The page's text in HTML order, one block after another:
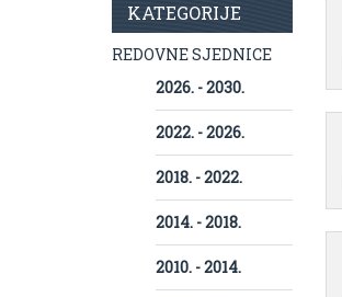
KATEGORIJE
REDOVNE SJEDNICE
2026. - 2030.
2022. - 2026.
2018. - 2022.
2014. - 2018.
2010. - 2014.